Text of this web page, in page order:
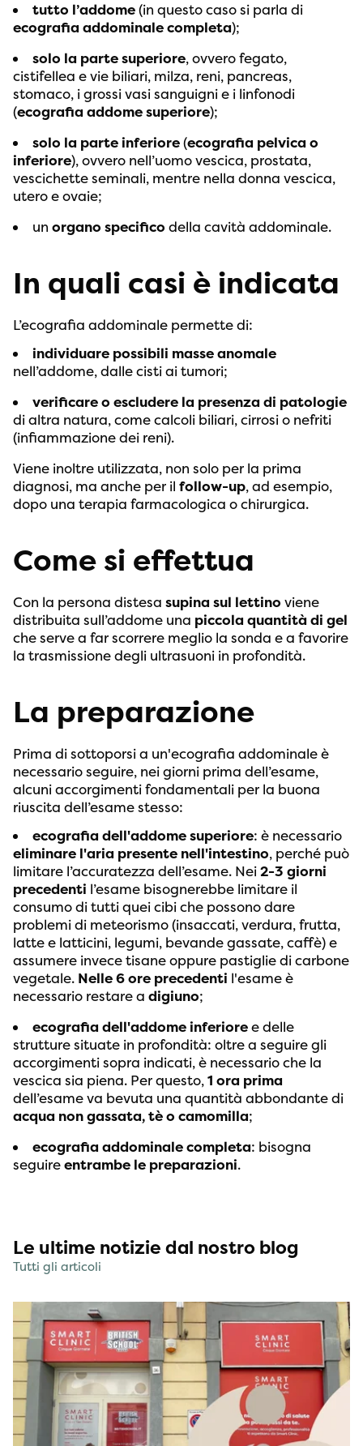
tutto l’addome(in questo caso si parla di
ecografia addominale completa);
solo la parte superiore, ovvero fegato,
cistifellea e vie biliari, milza, reni, pancreas,
stomaco, i grossi vasi sanguigni e i linfonodi
(ecografia addome superiore);
solo la parte inferiore(ecografia pelvica o
inferiore), ovvero nell’uomo vescica, prostata,
vescichette seminali, mentre nella donna vescica,
utero e ovaie;
un organo specifico della cavità addominale.
In quali casi è indicata
L’ecografia addominale permette di:
individuare possibili masse anomale
nell’addome, dalle cisti ai tumori;
verificare o escludere la presenza di patologie
di altra natura, come calcoli biliari, cirrosi o nefriti
(infiammazione dei reni).
Viene inoltre utilizzata, non solo per la prima
diagnosi, ma anche per il follow-up, ad esempio,
dopo una terapia farmacologica o chirurgica.
Come si effettua
Con la persona distesa supina sul lettino viene
distribuita sull’addome una piccola quantità di gel
che serve a far scorrere meglio la sonda e a favorire
la trasmissione degli ultrasuoni in profondità.
La preparazione
Prima di sottoporsi a un'ecografia addominale è
necessario seguire, nei giorni prima dell’esame,
alcuni accorgimenti fondamentali per la buona
riuscita dell’esame stesso:
ecografia dell'addome superiore: è necessario
eliminare l'aria presente nell'intestino, perché può
limitare l’accuratezza dell’esame. Nei2-3 giorni
precedenti l’esame bisognerebbe limitare il
consumo di tutti quei cibi che possono dare
problemi di meteorismo (insaccati, verdura, frutta,
latte e latticini, legumi, bevande gassate, caffè) e
assumere invece tisane oppure pastiglie di carbone
vegetale. Nelle 6 ore precedenti l'esame è
necessario restare a digiuno;
ecografia dell'addome inferioree delle
strutture situate in profondità: oltre a seguire gli
accorgimenti sopra indicati, è necessario che la
vescica sia piena. Per questo,1 ora prima
dell’esame va bevuta una quantità abbondante di
acqua non gassata, tè o camomilla;
ecografia addominale completa: bisogna
seguireentrambe le preparazioni.
Le ultime notizie dal nostro blog
Tutti gli articoli